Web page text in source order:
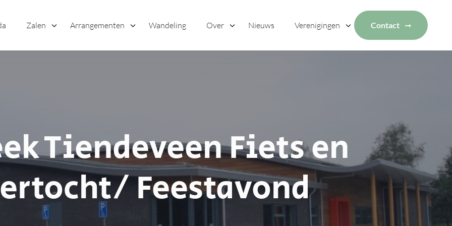
Zalen Arrangementen Wandeling Over Nieuws Verenigingen Contact
Tiendeveen Fiets en
Feestavond